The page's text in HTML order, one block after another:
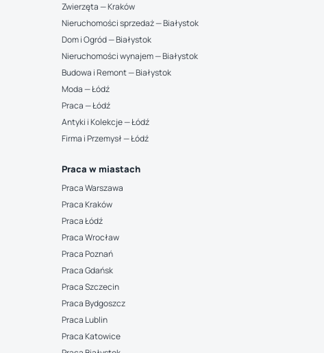
Zwierzęta — Kraków
Nieruchomości sprzedaż — Białystok
Dom i Ogród — Białystok
Nieruchomości wynajem — Białystok
Budowa i Remont — Białystok
Moda — Łódź
Praca — Łódź
Antyki i Kolekcje — Łódź
Firma i Przemysł — Łódź
Praca w miastach
Praca Warszawa
Praca Kraków
Praca Łódź
Praca Wrocław
Praca Poznań
Praca Gdańsk
Praca Szczecin
Praca Bydgoszcz
Praca Lublin
Praca Katowice